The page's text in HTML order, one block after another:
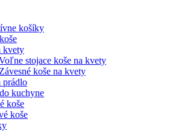
košíky
kvety
stojace koše na kvety
koše na kvety
prádlo
kuchyne
koše
koše